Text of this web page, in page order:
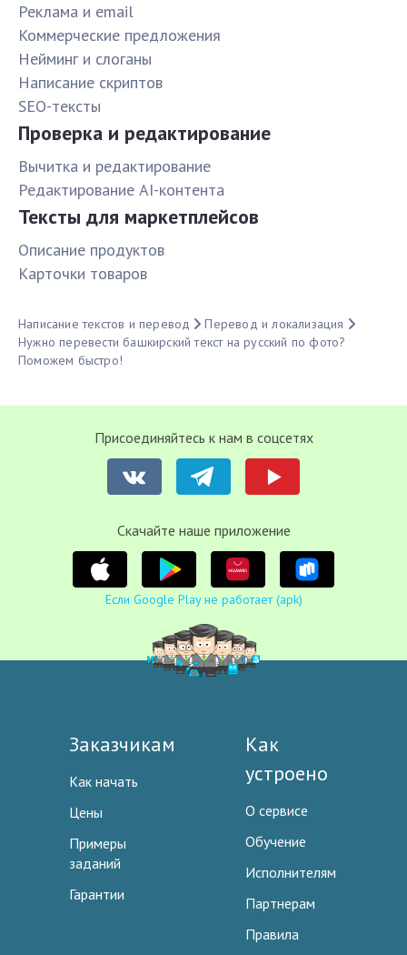
Реклама и email
Коммерческие предложения
Нейминг и слоганы
Написание скриптов
SEO-тексты
Проверка и редактирование
Вычитка и редактирование
Редактирование AI-контента
Тексты для маркетплейсов
Описание продуктов
Карточки товаров
Написание текстов и перевод
Перевод и локализация
Нужно перевести башкирский текст на русский по фото?
Поможем быстро!
Присоединяйтесь к нам в соцсетях
Cкачайте наше приложение
Если Google Play не работает (apk)
Заказчикам
Как начать
Цены
Примеры
заданий
Гарантии
Как
устроено
О сервисе
Обучение
Исполнителям
Партнерам
Правила